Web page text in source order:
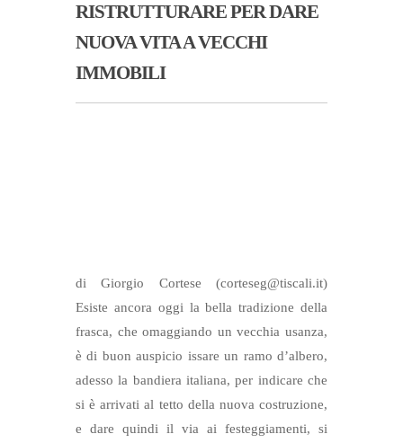
RISTRUTTURARE PER DARE
NUOVA VITA A VECCHI
IMMOBILI
di Giorgio Cortese (corteseg@tiscali.it)
Esiste ancora oggi la bella tradizione della
frasca, che omaggiando un vecchia usanza,
è di buon auspicio issare un ramo d’albero,
adesso la bandiera italiana, per indicare che
si è arrivati al tetto della nuova costruzione,
e dare quindi il via ai festeggiamenti, si